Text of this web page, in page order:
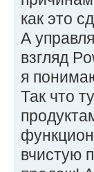
как это
А
взгляд
я
Так что
вчистую